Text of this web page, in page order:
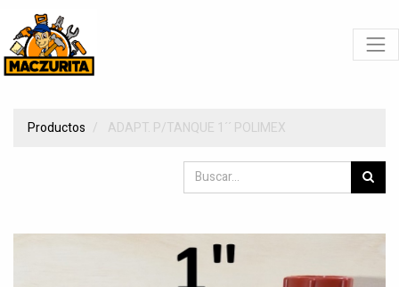
Productos ADAPT. P/TANQUE 1´´ POLIMEX